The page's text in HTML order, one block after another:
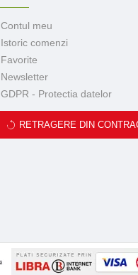
Contul meu
Istoric comenzi
Favorite
Newsletter
GDPR - Protectia datelor
RETRAGERE DIN